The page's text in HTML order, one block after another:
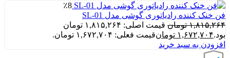
٪8
فن خنک کننده رادیاتوری گوشی مدل SL-01
۱,۸۱۵,۲۶۴ تومان
قیمت اصلی: ۱,۸۱۵,۲۶۴ تومان
بود.۱,۶۷۲,۷۰۴ تومانقیمت فعلی: ۱,۶۷۲,۷۰۴ تومان.
افزودن به سبد خرید